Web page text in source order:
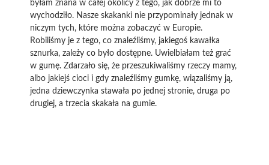
byłam znana w całej okolicy z tego, jak dobrze mi to
wychodziło. Nasze skakanki nie przypominały jednak w
niczym tych, które można zobaczyć w Europie.
Robiliśmy je z tego, co znaleźliśmy, jakiegoś kawałka
sznurka, zależy co było dostępne. Uwielbiałam też grać
w gumę. Zdarzało się, że przeszukiwaliśmy rzeczy mamy,
albo jakiejś cioci i gdy znaleźliśmy gumkę, wiązaliśmy ją,
jedna dziewczynka stawała po jednej stronie, druga po
drugiej, a trzecia skakała na gumie.